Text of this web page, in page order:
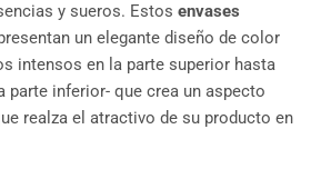
y sueros. Estos envases
un elegante diseño de color
intensos en la parte superior hasta
parte inferior- que crea un aspecto
realza el atractivo de su producto en